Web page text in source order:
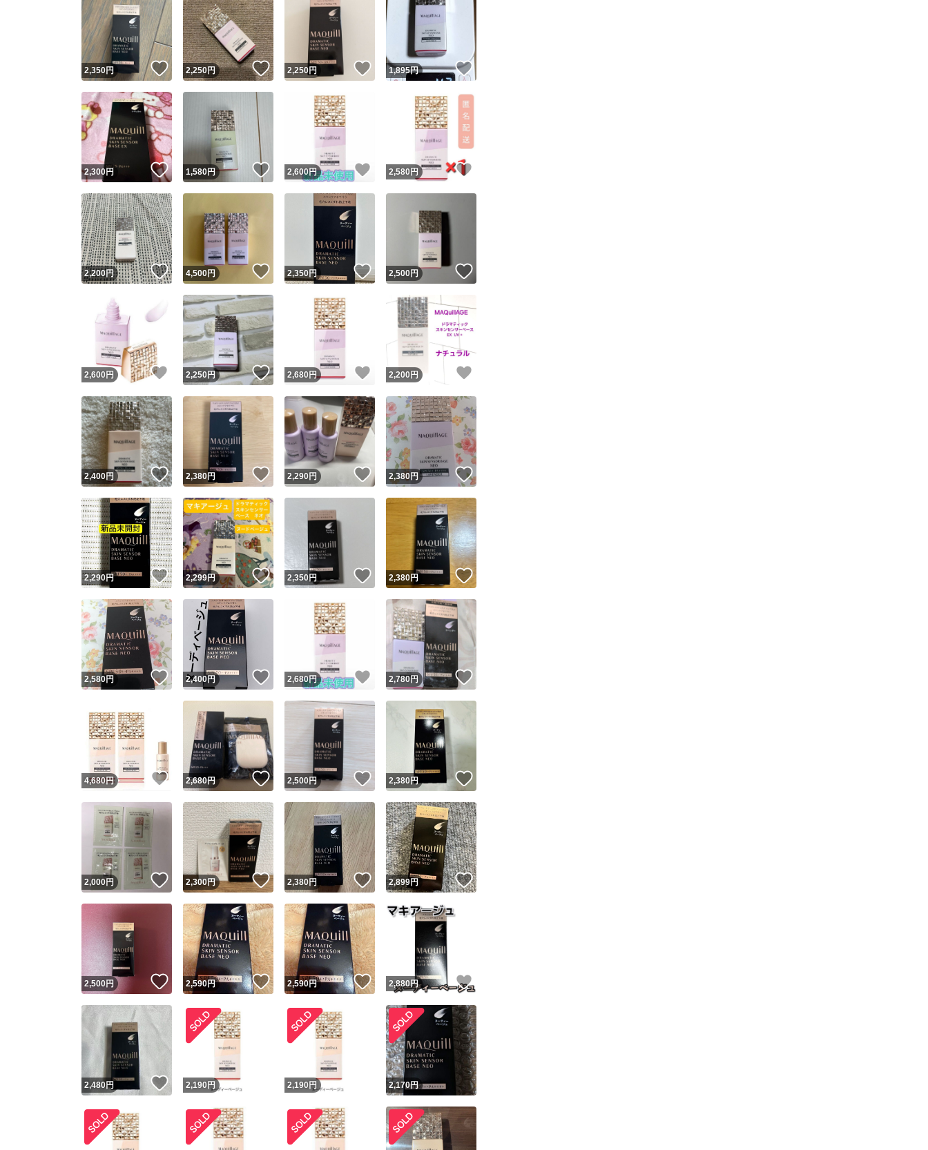
ユーザーの実績について
Yahoo!フリマが定めた一定の基準を満たしたユーザーにバッジを付与しています
安心取引出品者
安心取引出品者 Yahoo!フリマの基準をクリアした安心・安全なユーザーです
取引実績
このユーザーはYahoo!フリマの取引を完了させた実績があります
他フリマ実績◯+ このユーザーは他フリマサービスでの取引実績があります
スピード&安心発送
※このバッジは実績に基づく表示であり、発送を保証しているものではありません
スピード＆安心発送
このユーザーは高頻度で24時間以内＆設定した発送日数内に発送してい
ます
スピード発送 このユーザーは高頻度で24時間以内に発送しています
安心発送 このユーザーは設定した発送日数内に発送しています
この商品の情報をコピーします
商品画像の無断転載は禁止されています
コピーは1商品につき1回
出品ページへ
キャンセル
2,350円 いいね！
2,250円 いいね！
2,250円 いいね！
1,895円 いいね！
2,300円 いいね！
1,580円 いいね！
2,600円 いいね！
2,580 円
2,200円 いいね！
4,500円 いいね！
2,350円 いいね！
2,500円
2,600 円 いいね！
2,250円 いいね！
2,680 円 いいね！
2,200円
2,400円 いいね！
2,380円 いいね！
2,290円 いいね！
2,380円 いいね！
2,290円 いいね！
2,299円 いいね！
2,350円 いいね！
2,380円 いいね！
2,580円 いいね！
2,400円 いいね！
2,680円 いいね！
2,780円
4,680円 いいね！
2,680円 いいね！
2,500円 いいね！
2,380円
2,000円 いいね！
2,300円 いいね！
2,380円 いいね！
2,899円 いいね！
2,500円 いいね！
2,590円 いいね！
2,590円 いいね！
2,880円
2,480円 いいね！
2,190 円 2,190 円 2,170円